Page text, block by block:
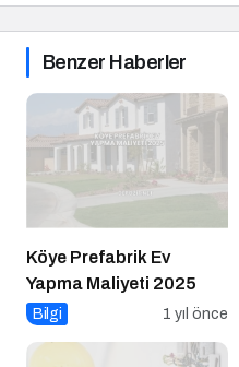
Benzer Haberler
Köye Prefabrik Ev
Yapma Maliyeti 2025
Bilgi 1 yıl önce